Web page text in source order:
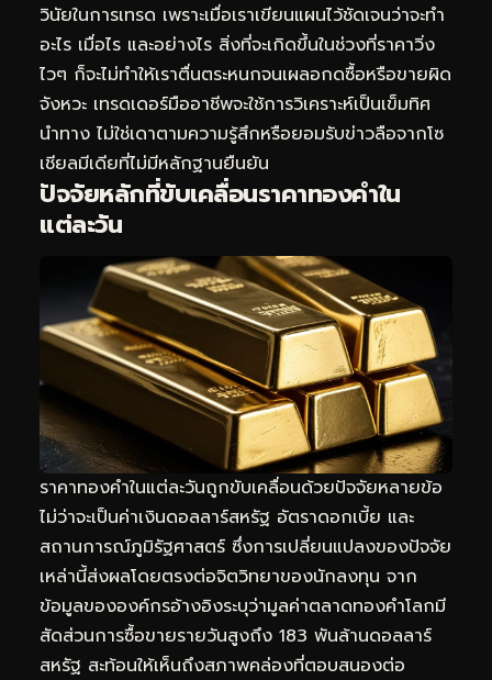
วินัยในการเทรด เพราะเมื่อเราเขียนแผนไว้ชัดเจนว่าจะทำ
อะไร เมื่อไร และอย่างไร สิ่งที่จะเกิดขึ้นในช่วงที่ราคาวิ่ง
ไวๆ ก็จะไม่ทำให้เราตื่นตระหนกจนเผลอกดซื้อหรือขายผิด
จังหวะ เทรดเดอร์มืออาชีพจะใช้การวิเคราะห์เป็นเข็มทิศ
นำทาง ไม่ใช่เดาตามความรู้สึกหรือยอมรับข่าวลือจากโซ
เชียลมีเดียที่ไม่มีหลักฐานยืนยัน
ปัจจัยหลักที่ขับเคลื่อนราคาทองคำใน
แต่ละวัน
ราคาทองคำในแต่ละวันถูกขับเคลื่อนด้วยปัจจัยหลายข้อ
ไม่ว่าจะเป็นค่าเงินดอลลาร์สหรัฐ อัตราดอกเบี้ย และ
สถานการณ์ภูมิรัฐศาสตร์ ซึ่งการเปลี่ยนแปลงของปัจจัย
เหล่านี้ส่งผลโดยตรงต่อจิตวิทยาของนักลงทุน จาก
ข้อมูลขององค์กรอ้างอิงระบุว่ามูลค่าตลาดทองคำโลกมี
สัดส่วนการซื้อขายรายวันสูงถึง 183 พันล้านดอลลาร์
สหรัฐ สะท้อนให้เห็นถึงสภาพคล่องที่ตอบสนองต่อ